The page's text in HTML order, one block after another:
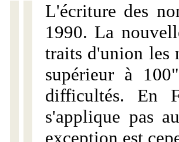
L'écriture des
1990. La
traits d'union les
supérieur à
difficultés. En
s'applique pas
exception est